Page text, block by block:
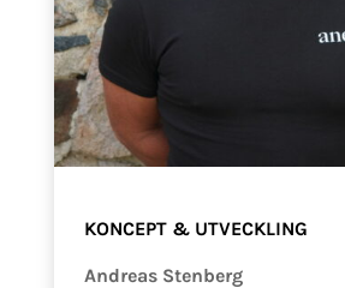
KONCEPT & UTVECKLING
Andreas Stenberg